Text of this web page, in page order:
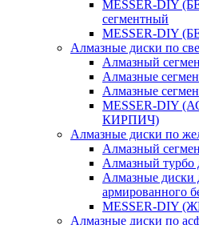
MESSER-DIY
сегментный
MESSER-DIY
Алмазные диски по
Алмазный
Алмазные
Алмазные
MESSER-DIY
КИРПИЧ)
Алмазные диски по
Алмазный
Алмазный турбо
Алмазные диски
армированного
MESSER-DIY
Алмазные диски по